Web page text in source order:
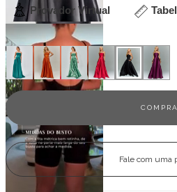
Provador Virtual
Veja outras opções
Fale com uma